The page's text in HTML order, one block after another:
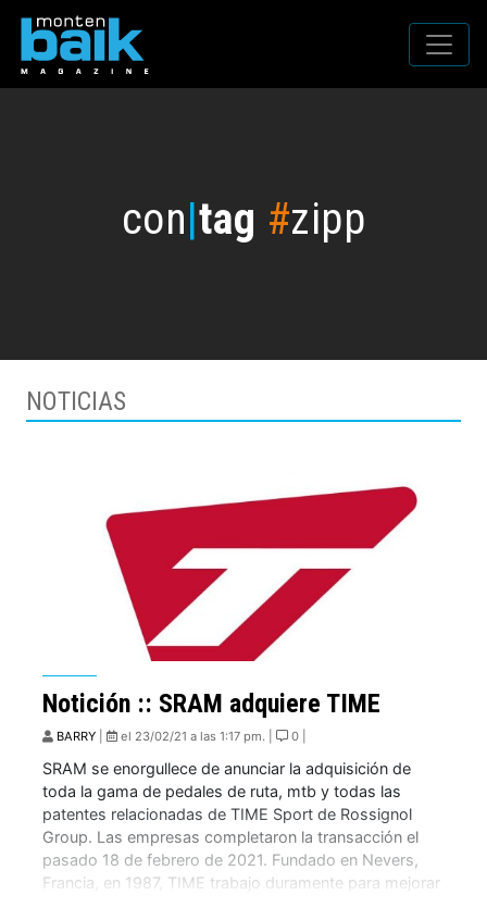
con|tag #zipp
NOTICIAS
Notición :: SRAM adquiere TIME
BARRY el 23/02/21 a las 1:17 pm. | 0 |
SRAM se enorgullece de anunciar la adquisición de
toda la gama de pedales de ruta, mtb y todas las
patentes relacionadas de TIME Sport de Rossignol
Group. Las empresas completaron la transacción el
pasado 18 de febrero de 2021. Fundado en Nevers,
Francia, en 1987, TIME trabajo duramente para mejorar